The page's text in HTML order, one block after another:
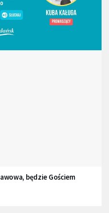
będzie Gościem